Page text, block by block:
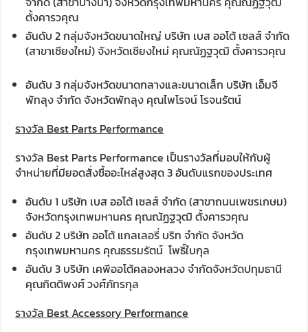
ตั้งคารวคุณ
อันดับ 2 กลุ่มจังหวัดขนาดใหญ่ บริษัท เบส ออโต้ เซลส์ จำกัด
(สาขาเชียงใหม่) จังหวัดเชียงใหม่ คุณณัฏฐวุฒิ ตั้งคารวคุณ
อันดับ 3 กลุ่มจังหวัดขนาดกลางและขนาดเล็ก บริษัท เอ็มจี
พัทลุง จำกัด จังหวัดพัทลุง คุณไพโรจน์ โรจนรัตน์
รางวัล Best Parts Performance
รางวัล Best Parts Performance เป็นรางวัลที่มอบให้กับผู้
จำหน่ายที่มียอดสั่งซื้ออะไหล่สูงสุด 3 อันดับแรกของประเทศ
อันดับ 1 บริษัท เบส ออโต้ เซลส์ จำกัด (สาขาถนนเพชรเกษม)
จังหวัดกรุงเทพมหานคร คุณณัฏฐวุฒิ ตั้งคารวคุณ
อันดับ 2 บริษัท ออโต้ แกลเลอรี่ บริท จำกัด จังหวัด
กรุงเทพมหานคร คุณธรรมรัตน์ โพธิ์ใบกุล
อันดับ 3 บริษัท เคพีออโต้คลองหลวง จำกัดจังหวัดปทุมธานี
คุณกิตติพงศ์ วงศ์ภัทรกุล
รางวัล Best Accessory Performance